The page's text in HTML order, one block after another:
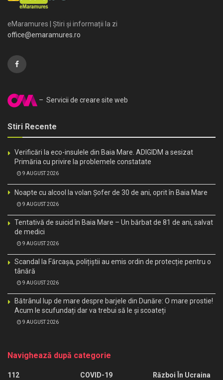
eMaramures | Știri și informații la zi
office@emaramures.ro
– Servicii de creare site web
Stiri Recente
Verificări la eco-insulele din Baia Mare. ADIGIDM a sesizat
Primăria cu privire la problemele constatate
9 AUGUST 2026
Noapte cu alcool la volan Șofer de 30 de ani, oprit în Baia Mare
9 AUGUST 2026
Tentativă de suicid în Baia Mare – Un bărbat de 81 de ani, salvat
de medici
9 AUGUST 2026
Scandal la Fărcașa, polițiștii au emis ordin de protecție pentru o
tânără
9 AUGUST 2026
Bătrânul lup de mare despre barjele din Dunăre: O mare prostie!
Acum le scufundați dar va trebui să le și scoateți
9 AUGUST 2026
Navighează după categorie
112
COVID-19
Război În Ucraina